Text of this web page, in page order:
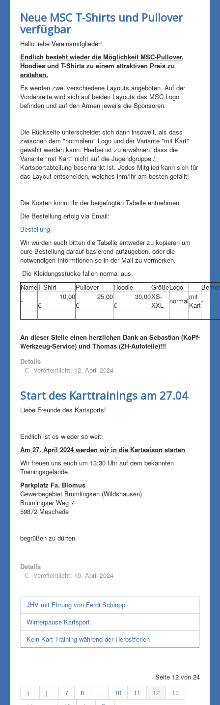
Neue MSC T-Shirts und Pullover
verfügbar
Hallo liebe Vereinsmitglieder!
Endlich besteht wieder die Möglichkeit MSC-Pullover,
Hoodies und T-Shirts zu einem attraktiven Preis zu
erstehen.
Es werden zwei verschiedene Layouts angeboten. Auf der
Vorderseite wird sich auf beiden Layouts das MSC Logo
befinden und auf den Armen jeweils die Sponsoren.
Die Rückseite unterscheidet sich dann insoweit, als dass
zwischen dem "normalem" Logo und der Variante "mit Kart"
gewählt werden kann. Hierbei ist zu erwähnen, dass die
Variante "mit Kart" nicht auf die Jugendgruppe /
Kartsportabteilung beschränkt ist. Jedes Mitglied kann sich für
das Layout entscheiden, welches ihm/ihr am besten gefällt!
Die Kosten könnt ihr der beigefügten Tabelle entnehmen.
Die Bestellung erfolg via Email:
Bestellung
Wir würden euch bitten die Tabelle entweder zu kopieren um
eure Bestellung darauf basierend aufzugeben, oder die
notwendigen Informtionen so in der Mail zu vermerken.
Die Kleidungsstücke fallen normal aus.
NameT-Shirt Pullover Hoodie GrößeLogo
-
10,00
€
25,00
€
30,00
€
XS-
XXL
normalmit
Kart-
An dieser Stelle einen herzlichen Dank an Sebastian (KoPf-
Werkzeug-Service) und Thomas (ZH-Autoteile)!!!
Details
Veröffentlicht: 12. April 2024
Start des Karttrainings am 27.04
Liebe Freunde des Kartsports!
Endlich ist es wieder so weit:
Am 27. April 2024 werden wir in die Kartsaison starten
Wir freuen uns euch um 13:30 Uhr auf dem bekannten
Trainingsgelände
Parkplatz Fa. Blomus
Gewerbegebiet Brumlingsen (Wildshausen)
Brumlingser Weg 7
59872 Meschede
begrüßen zu dürfen.
Details
Veröffentlicht: 10. April 2024
JHV mit Ehrung von Ferdi Schlupp
Winterpause Kartsport
Kein Kart Training während der Herbstferien
Seite 12 von 24
7
8 ... 10 11 12
13